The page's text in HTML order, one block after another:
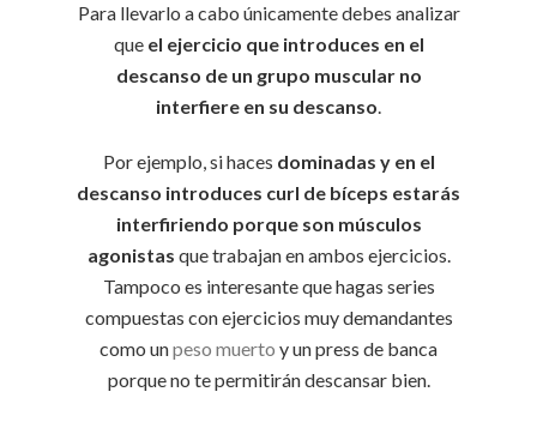
Para llevarlo a cabo únicamente debes analizar
que el ejercicio que introduces en el
descanso de un grupo muscular no
interfiere en su descanso.
Por ejemplo, si haces dominadas y en el
descanso introduces curl de bíceps estarás
interfiriendo porque son músculos
agonistas que trabajan en ambos ejercicios.
Tampoco es interesante que hagas series
compuestas con ejercicios muy demandantes
como unpeso muerto y un press de banca
porque no te permitirán descansar bien.